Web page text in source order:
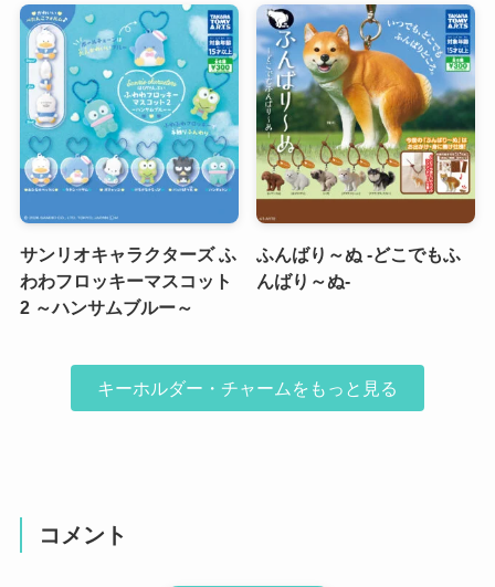
サンリオキャラクターズ ふ
わわフロッキーマスコット
2 ～ハンサムブルー～
ふんばり～ぬ -どこでもふ
んばり～ぬ-
キーホルダー・チャームをもっと見る
コメント